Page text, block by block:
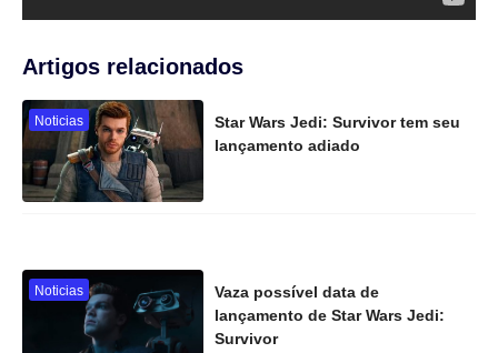
Artigos relacionados
Noticias
Star Wars Jedi: Survivor tem seu
lançamento adiado
Noticias
Vaza possível data de
lançamento de Star Wars Jedi:
Survivor